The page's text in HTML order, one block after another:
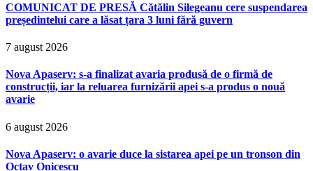
COMUNICAT DE PRESĂ Cătălin Silegeanu cere suspendarea
președintelui care a lăsat țara 3 luni fără guvern
7 august 2026
Nova Apaserv: s-a finalizat avaria produsă de o firmă de
construcții, iar la reluarea furnizării apei s-a produs o nouă
avarie
6 august 2026
Nova Apaserv: o avarie duce la sistarea apei pe un tronson din
Octav Onicescu